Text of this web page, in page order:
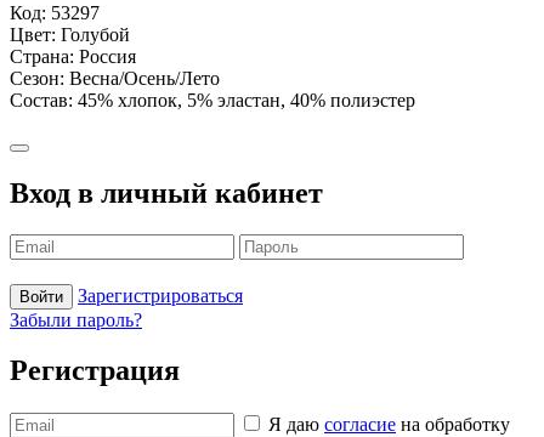
Код: 53297
Цвет: Голубой
Страна: Россия
Сезон: Весна/Осень/Лето
Состав: 45% хлопок, 5% эластан, 40% полиэстер
Вход в личный кабинет
Войти
Зарегистрироваться
Забыли пароль?
Регистрация
Я даю согласие на обработку